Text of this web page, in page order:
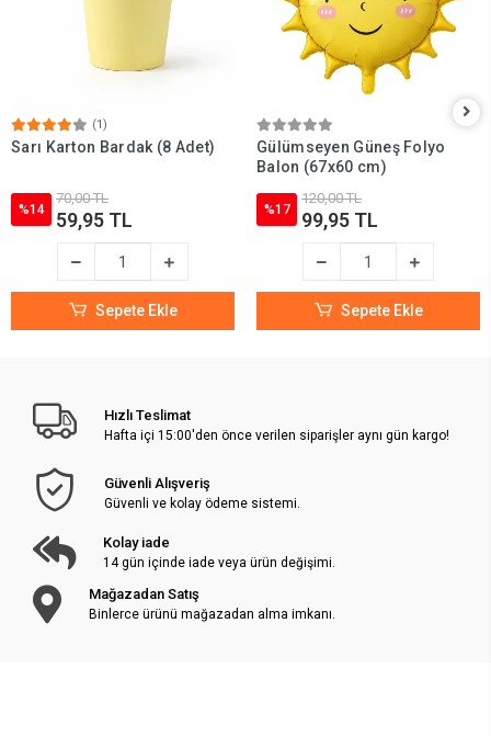
(1)
Sarı Karton Bardak (8 Adet)
%14
70,00 TL
59,95 TL
Sepete Ekle
Gülümseyen Güneş Folyo
Balon (67x60 cm)
%17
120,00 TL
99,95 TL
Sepete Ekle
Hızlı Teslimat
Hafta içi 15:00'den önce verilen siparişler aynı gün kargo!
Güvenli Alışveriş
Güvenli ve kolay ödeme sistemi.
Kolay iade
14 gün içinde iade veya ürün değişimi.
Mağazadan Satış
Binlerce ürünü mağazadan alma imkanı.